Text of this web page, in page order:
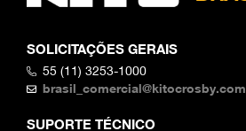
SOLICITAÇÕES GERAIS
55 (11) 3253-1000
brasil_comercial@kitocrosby.com
SUPORTE TÉCNICO